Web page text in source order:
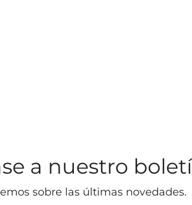
a nuestro
sobre las últimas novedades.